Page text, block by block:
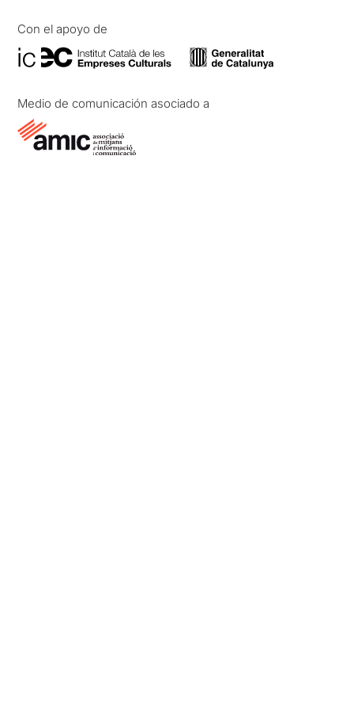
Con el apoyo de
Medio de comunicación asociado a